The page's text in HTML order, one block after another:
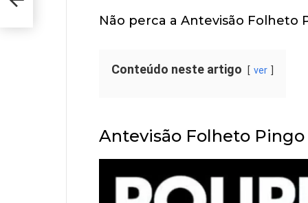
Não perca a Antevisão Folheto
Conteúdo neste artigo ver
Antevisão Folheto Pingo